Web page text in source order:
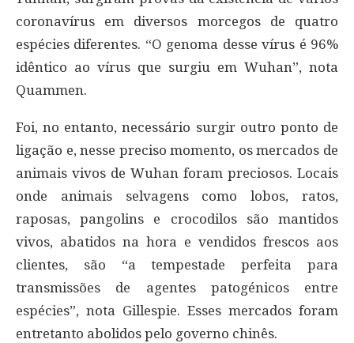
coronavírus em diversos morcegos de quatro
espécies diferentes. “O genoma desse vírus é 96%
idêntico ao vírus que surgiu em Wuhan”, nota
Quammen.
Foi, no entanto, necessário surgir outro ponto de
ligação e, nesse preciso momento, os mercados de
animais vivos de Wuhan foram preciosos. Locais
onde animais selvagens como lobos, ratos,
raposas, pangolins e crocodilos são mantidos
vivos, abatidos na hora e vendidos frescos aos
clientes, são “a tempestade perfeita para
transmissões de agentes patogénicos entre
espécies”, nota Gillespie. Esses mercados foram
entretanto abolidos pelo governo chinês.